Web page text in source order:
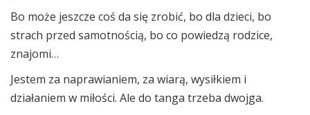
Bo może jeszcze coś da się zrobić, bo dla dzieci, bo
strach przed samotnością, bo co powiedzą rodzice,
znajomi…
Jestem za naprawianiem, za wiarą, wysiłkiem i
działaniem w miłości. Ale do tanga trzeba dwojga.